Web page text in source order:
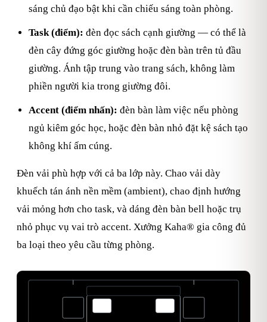
sáng chủ đạo bật khi cần chiếu sáng toàn phòng.
Task (điểm): đèn đọc sách cạnh giường — có thể là
đèn cây đứng góc giường hoặc đèn bàn trên tủ đầu
giường. Ánh tập trung vào trang sách, không làm
phiền người kia trong giường đôi.
Accent (điểm nhấn): đèn bàn làm việc nếu phòng
ngủ kiêm góc học, hoặc đèn bàn nhỏ đặt kệ sách tạo
không khí ấm cúng.
Đèn vải phù hợp với cả ba lớp này. Chao vải dày
khuếch tán ánh nền mềm (ambient), chao định hướng
vải mỏng hơn cho task, và dáng đèn bàn bell hoặc trụ
nhỏ phục vụ vai trò accent. Xưởng Kaha® gia công đủ
ba loại theo yêu cầu từng phòng.